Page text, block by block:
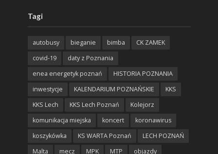
Tagi
autobusy bieganie bimba
CK ZAMEK
covid-19
daty z Poznania
enea energetyk poznań
HISTORIA POZNANIA
inwestycje
KALENDARIUM POZNAŃSKIE
KKS
KKS Lech
KKS Lech Poznań
Kolejorz
komunikacja miejska
koncert
koronawirus
koszykówka
KS WARTA Poznań
LECH POZNAŃ
Malta
mecz MPK MTP
objazdy